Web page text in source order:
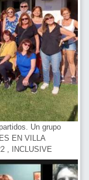
Un grupo
EN VILLA
, INCLUSIVE